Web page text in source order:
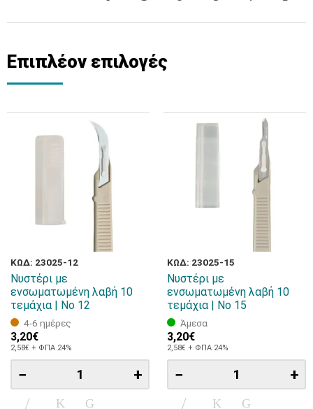
Επιπλέον επιλογές
ΚΩΔ: 23025-12
Νυστέρι με
ενσωματωμένη λαβή 10
τεμάχια | Νο 12
4-6 ημέρες
3,20€
2,58€ + ΦΠΑ 24%
− +
ΚΩΔ: 23025-15
Νυστέρι με
ενσωματωμένη λαβή 10
τεμάχια | Νο 15
Άμεσα
3,20€
2,58€ + ΦΠΑ 24%
− +